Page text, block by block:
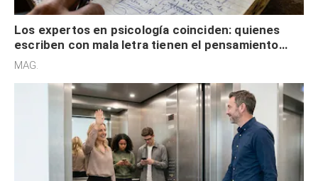
Los expertos en psicología coinciden: quienes
escriben con mala letra tienen el pensamiento
acelerado y no lo hacen por desinterés
MAG.